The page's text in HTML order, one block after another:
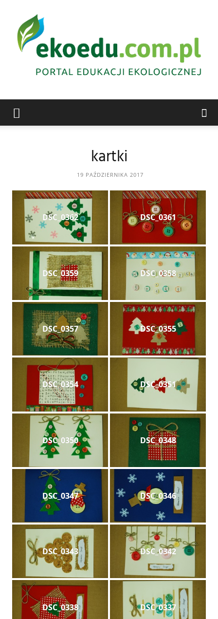
kartki
19 PAŹDZIERNIKA 2017
DSC_0362 DSC_0361
DSC_0359 DSC_0358
DSC_0357 DSC_0355
DSC_0354 DSC_0351
DSC_0350 DSC_0348
DSC_0347 DSC_0346
DSC_0343 DSC_0342
DSC_0338 DSC_0337